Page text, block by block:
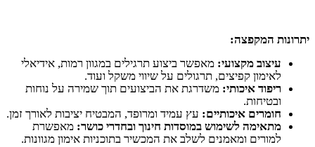
יתרונות המקפצה:
עיצוב מקצועי: מאפשר ביצוע תרגילים במגוון רמות, אידיאלי
לאימון קפיצים, תרגולים על שיווי משקל ועוד.
ריפוד איכותי: משדרגת את הביצועים תוך שמירה על נוחות
ובטיחות.
חומרים איכותיים: עץ עמיד ומרופד, המבטיח יציבות לאורך זמן.
מתאימה לשימוש במוסדות חינוך ובחדרי כושר: מאפשרת
למורים ומאמנים לשלב את המכשיר בתוכניות אימון מגוונות.